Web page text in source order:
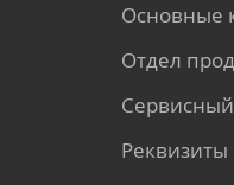
Основные
Отдел
Реквизиты